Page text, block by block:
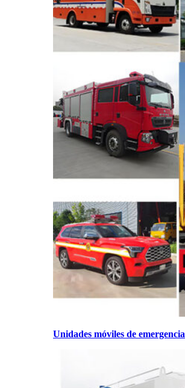
Unidades móviles de emergencia